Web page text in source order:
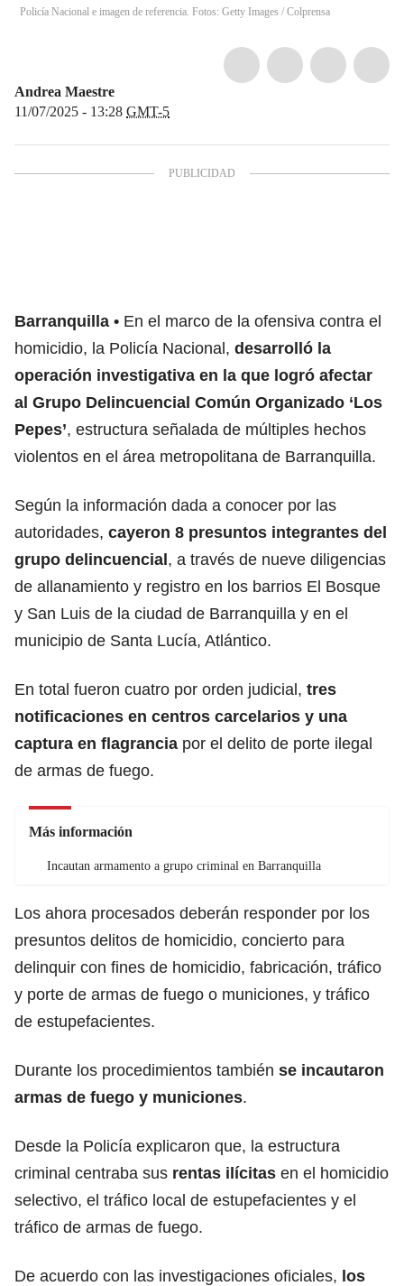
Policía Nacional e imagen de referencia. Fotos: Getty Images / Colprensa
Andrea Maestre
11/07/2025 - 13:28 GMT-5
Barranquilla
En el marco de la ofensiva contra el
homicidio, la Policía Nacional, desarrolló la
operación investigativa en la que logró afectar
al Grupo Delincuencial Común Organizado ‘Los
Pepes’, estructura señalada de múltiples hechos
violentos en el área metropolitana de Barranquilla.
Según la información dada a conocer por las
autoridades, cayeron 8 presuntos integrantes del
grupo delincuencial, a través de nueve diligencias
de allanamiento y registro en los barrios El Bosque
y San Luis de la ciudad de Barranquilla y en el
municipio de Santa Lucía, Atlántico.
En total fueron cuatro por orden judicial, tres
notificaciones en centros carcelarios y una
captura en flagrancia por el delito de porte ilegal
de armas de fuego.
Más información
Incautan armamento a grupo criminal en Barranquilla
Los ahora procesados deberán responder por los
presuntos delitos de homicidio, concierto para
delinquir con fines de homicidio, fabricación, tráfico
y porte de armas de fuego o municiones, y tráfico
de estupefacientes.
Durante los procedimientos también se incautaron
armas de fuego y municiones.
Desde la Policía explicaron que, la estructura
criminal centraba sus rentas ilícitas en el homicidio
selectivo, el tráfico local de estupefacientes y el
tráfico de armas de fuego.
De acuerdo con las investigaciones oficiales, los